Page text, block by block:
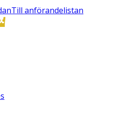
Till anförandelistan